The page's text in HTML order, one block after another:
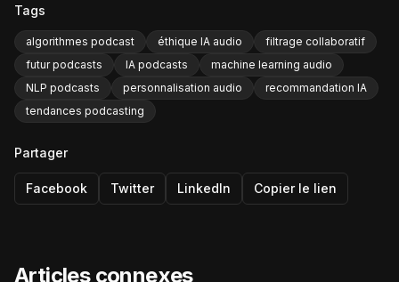
Tags
algorithmes podcast éthique IA audio
filtrage collaboratif
futur podcasts
IA podcasts
machine learning audio
NLP podcasts
personnalisation audio
recommandation IA
tendances podcasting
Partager
Facebook Twitter LinkedIn Copier le lien
Articles connexes